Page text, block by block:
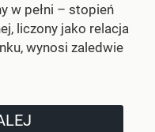
w pełni – stopień
liczony jako relacja
wynosi zaledwie